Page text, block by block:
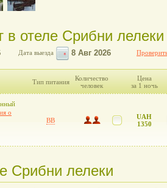
в отеле Срибни лелеки
Дата выезда
Тип питания
Количество
человек
Цена
за 1 ночь
о
BB
UAH
1350
Срибни лелеки